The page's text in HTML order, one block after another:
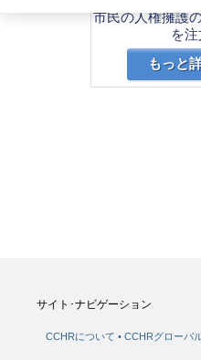
市民の人権擁護
を
もっと
サイト･ナビゲーション
CCHRについて CCHRグローバ